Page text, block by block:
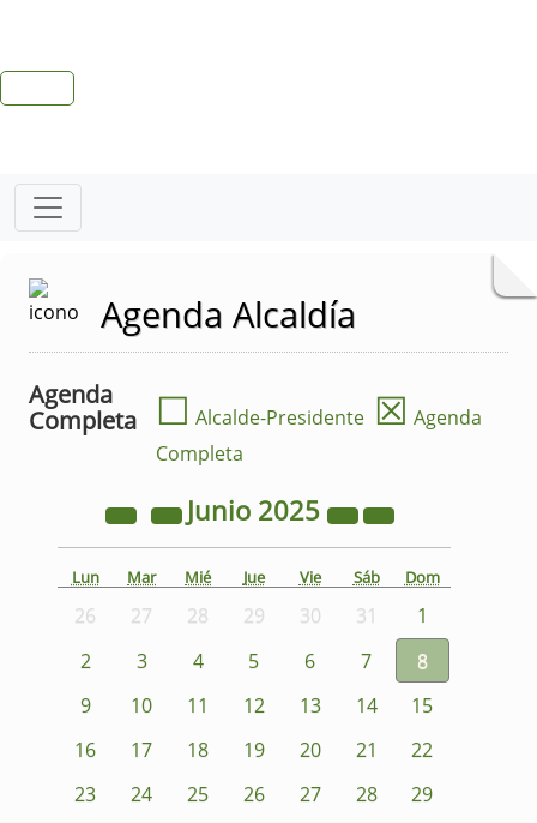
Agenda Alcaldía
Agenda
Completa
☐ Alcalde-Presidente ☒ Agenda
Completa
Junio 2025
Lun Mar Mié Jue Vie Sáb Dom
26 27 28 29 30 31
1
2
3 4 5 6 7
8
9
10 11 12 13 14
15
16
17 18 19 20 21
22
23
24 25 26 27 28
29